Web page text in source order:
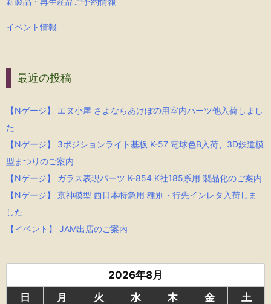
イベント情報
最近の投稿
【Nゲージ】 エヌ小屋 さよならあけぼの用室内パーツ他入荷しまし
た
【Nゲージ】 3ポジションライト基板 K-57 電球色B入荷、3D鉄道模
型まつりのご案内
【Nゲージ】 ガラス表現パーツ K-854 K社185系用 製品化のご案内
【Nゲージ】 京神模型 西日本特急用 種別・行先インレタ入荷しま
した
【イベント】 JAM出店のご案内
2026年8月
日
月 火 水 木 金
土